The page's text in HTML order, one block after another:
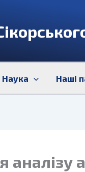
Наука Наші